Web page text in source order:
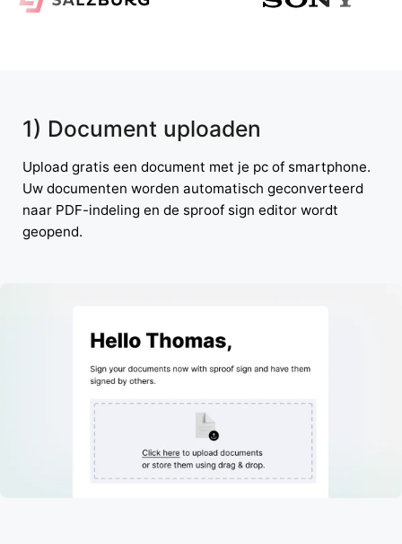
1) Document uploaden
Upload gratis een document met je pc of smartphone.
Uw documenten worden automatisch geconverteerd
naar PDF-indeling en de sproof sign editor wordt
geopend.